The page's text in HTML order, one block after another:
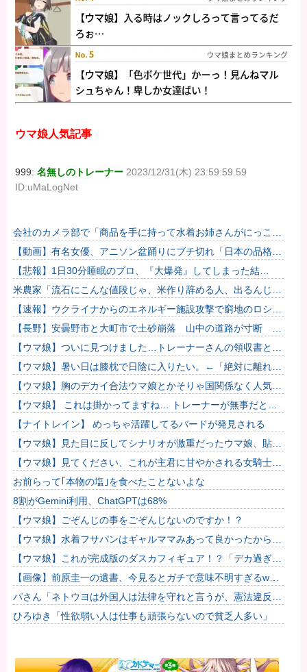
ウマ娘人気記事
999:名無しのトレーナー 2023/12/31(木) 23:59:59.59
ID:uMaLogNet
会社のカメラ部で「商品を手に持って水着お姉さんがにっこ
り」を撮影、だがお姉さんは素人アルバイトで親バレした結
果……
【動画】有名女優、アニソン盆踊りにブチ切れ「日本の品格が
落ちたと思いました」
【悲報】1日30分睡眠のプロ、『大爆発』してしまった結
果・・・・・
米農家「流石にこんな値段じゃ、米作り辞める人、出るんじゃ
ないかなあ？？」
【速報】ウクライナからのエネルギー施設攻撃で窮地のロシア
を韓国が助けていたことが判明「韓国で船積みの精製油3万ト
ンがロシ...
【長野】安曇野市と大町市で土砂崩落 山中の道路が寸断 宿
泊客や登山客など計400人近くが孤立か 土石流で橋が流され
たとの...
【ウマ娘】ついに見つけました…トレーナーさんの領収書と給
与明細！！
【ウマ娘】暑い日は膝枕で日陰に入りたい。←「絶対に離れた
くない場所だな」
【ウマ娘】胸のデカイ合法ウマ娘とかそりゃ国関係なく人気出
るわな
【ウマ娘】 これは掛かってますね… トレーナーが無事だとい
いのですが…
【ナイトレイン】 めっちゃ活躍してるバードが発見される
【ウマ娘】見た目に反してシナリオが激重だったウマ娘、貼
る。
【ウマ娘】見てください、これが主君に甘やかされる女騎士の
姿です。
お前らって｢本物の塩｣を食べたことないよな
8割がGemini利用、ChatGPTは68%
【ウマ娘】ごぞんじの事をごぞんじないのですか！？
【ウマ娘】水着フサパンはギャルママみあって良かったから引
く【ウマ娘】これが完成版のダスカフィギュア！？「デカ過ぎん
だろ…」他
【画像】前原圭一の遺書、今見るとガチで意味不明すぎるwww
他
パさん「ネトウヨは外国人は法律を守れと言うが、憲法違反を
している高市には何も言わない」
ひろゆき「性欲弱い人は仕事も頑張らないので貧乏人多い」